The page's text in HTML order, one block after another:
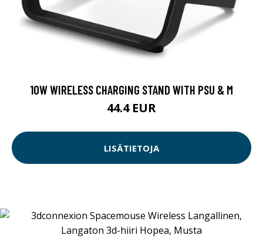
10W WIRELESS CHARGING STAND WITH PSU & M
44.4 EUR
LISÄTIETOJA